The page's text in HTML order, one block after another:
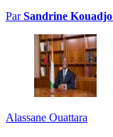
ParSandrine Kouadjo
Alassane Ouattara